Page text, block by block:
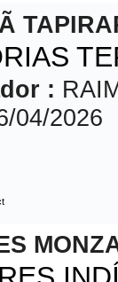
:
04/2026